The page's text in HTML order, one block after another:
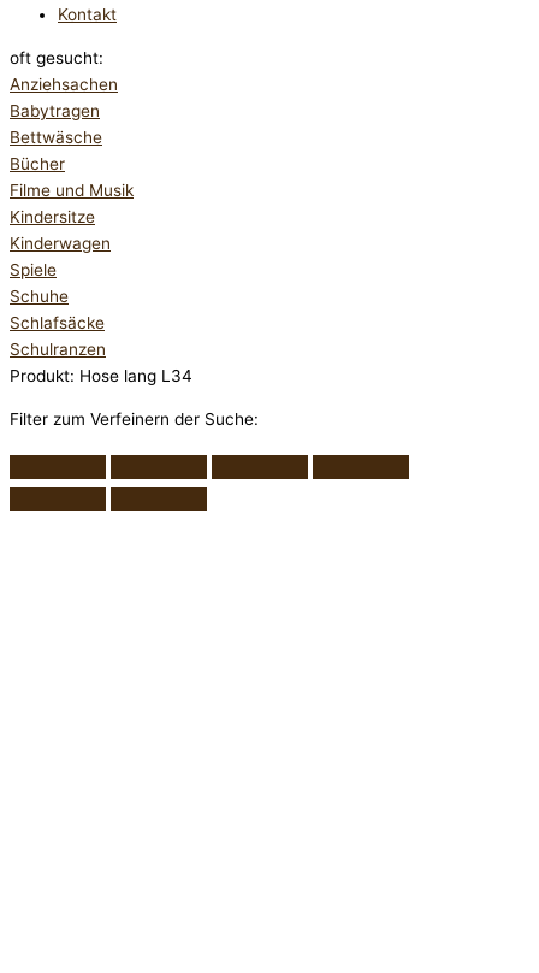
Kontakt
oft gesucht:
Anziehsachen
Babytragen
Bettwäsche
Bücher
Filme und Musik
Kindersitze
Kinderwagen
Spiele
Schuhe
Schlafsäcke
Schulranzen
Produkt: Hose lang L34
Filter zum Verfeinern der Suche: